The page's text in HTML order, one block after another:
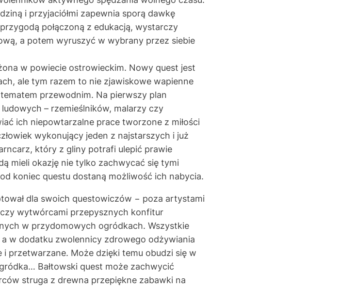
i przyjaciółmi zapewnia sporą dawkę
połączoną z edukacją, wystarczy
a potem wyruszyć w wybrany przez siebie
w powiecie ostrowieckim. Nowy quest jest
ale tym razem to nie zjawiskowe wapienne
przewodnim. Na pierwszy plan
– rzemieślników, malarzy czy
ich niepowtarzalne prace tworzone z miłości
wykonujący jeden z najstarszych i już
który z gliny potrafi ulepić prawie
mieli okazję nie tylko zachwycać się tymi
koniec questu dostaną możliwość ich nabycia.
dla swoich questowiczów − poza artystami
wytwórcami przepysznych konfitur
w przydomowych ogródkach. Wszystkie
w dodatku zwolennicy zdrowego odżywiania
przetwarzane. Może dzięki temu obudzi się w
Bałtowski quest może zachwycić
struga z drewna przepiękne zabawki na